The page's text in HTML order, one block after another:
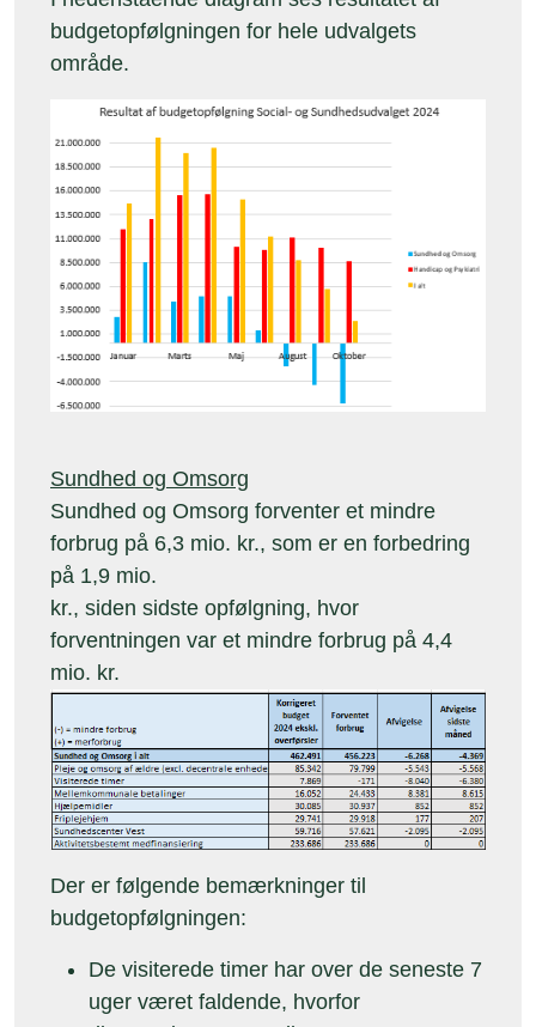
budgetopfølgningen for hele udvalgets
område.
Sundhed og Omsorg
Sundhed og Omsorg forventer et mindre
forbrug på 6,3 mio. kr., som er en forbedring
på 1,9 mio.
kr., siden sidste opfølgning, hvor
forventningen var et mindre forbrug på 4,4
mio. kr.
Der er følgende bemærkninger til
budgetopfølgningen:
De visiterede timer har over de seneste 7
uger været faldende, hvorfor